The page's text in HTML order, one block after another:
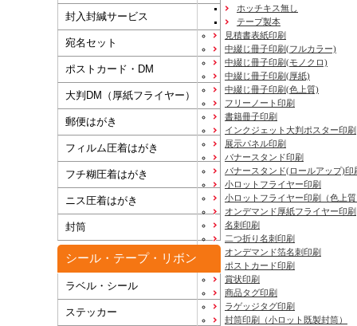
封入封緘サービス
宛名セット
ポストカード・DM
大判DM（厚紙フライヤー）
郵便はがき
フィルム圧着はがき
フチ糊圧着はがき
ニス圧着はがき
封筒
シール・テープ・リボン
ラベル・シール
ステッカー
ホッチキス無し
テープ製本
見積書表紙印刷
中綴じ冊子印刷(フルカラー)
中綴じ冊子印刷(モノクロ)
中綴じ冊子印刷(厚紙)
中綴じ冊子印刷(色上質)
フリーノート印刷
書籍冊子印刷
インクジェット大判ポスター印刷
展示パネル印刷
バナースタンド印刷
バナースタンド(ロールアップ)印
小ロットフライヤー印刷
小ロットフライヤー印刷（色上
オンデマンド厚紙フライヤー印刷
名刺印刷
二つ折り名刺印刷
オンデマンド箔名刺印刷
ポストカード印刷
賞状印刷
商品タグ印刷
ラゲッジタグ印刷
封筒印刷
（小ロット既製封筒）